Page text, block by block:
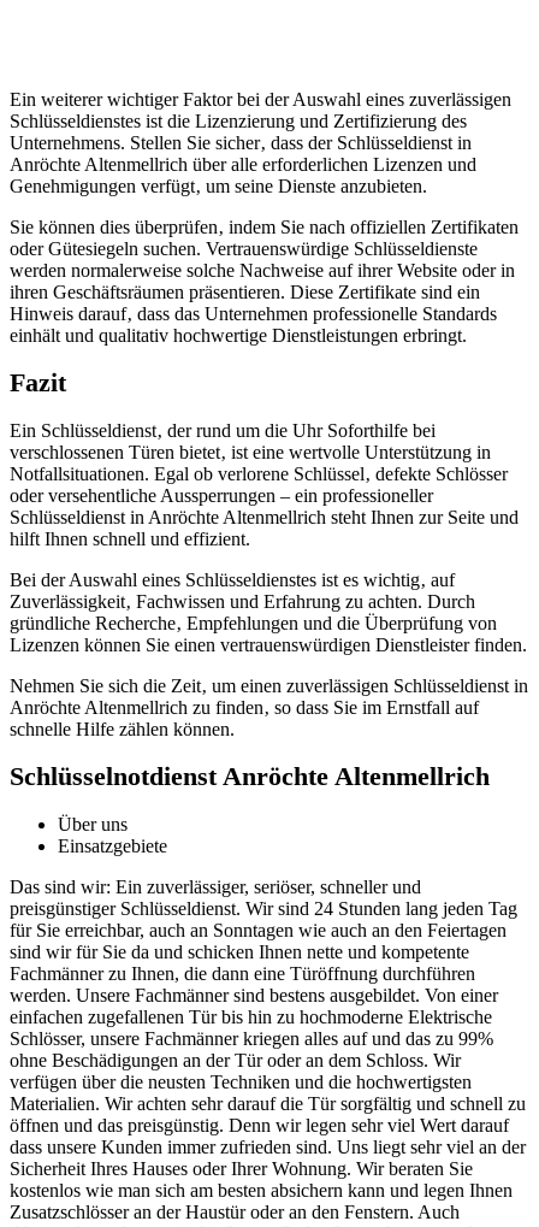
Ein weiterer wichtiger Faktor bei der Auswahl eines zuverlässigen
Schlüsseldienstes ist die Lizenzierung und Zertifizierung des
Unternehmens.​ Stellen Sie sicher‚ dass der Schlüsseldienst in
Anröchte Altenmellrich über alle erforderlichen Lizenzen und
Genehmigungen verfügt‚ um seine Dienste anzubieten.​
Sie können dies überprüfen‚ indem Sie nach offiziellen Zertifikaten
oder Gütesiegeln suchen.​ Vertrauenswürdige Schlüsseldienste
werden normalerweise solche Nachweise auf ihrer Website oder in
ihren Geschäftsräumen präsentieren.​ Diese Zertifikate sind ein
Hinweis darauf‚ dass das Unternehmen professionelle Standards
einhält und qualitativ hochwertige Dienstleistungen erbringt.​
Fazit
Ein Schlüsseldienst‚ der rund um die Uhr Soforthilfe bei
verschlossenen Türen bietet‚ ist eine wertvolle Unterstützung in
Notfallsituationen.​ Egal ob verlorene Schlüssel‚ defekte Schlösser
oder versehentliche Aussperrungen – ein professioneller
Schlüsseldienst in Anröchte Altenmellrich steht Ihnen zur Seite und
hilft Ihnen schnell und effizient.​
Bei der Auswahl eines Schlüsseldienstes ist es wichtig‚ auf
Zuverlässigkeit‚ Fachwissen und Erfahrung zu achten.​ Durch
gründliche Recherche‚ Empfehlungen und die Überprüfung von
Lizenzen können Sie einen vertrauenswürdigen Dienstleister finden.​
Nehmen Sie sich die Zeit‚ um einen zuverlässigen Schlüsseldienst in
Anröchte Altenmellrich zu finden‚ so dass Sie im Ernstfall auf
schnelle Hilfe zählen können.
Schlüsselnotdienst Anröchte Altenmellrich
Über uns
Einsatzgebiete
Das sind wir: Ein zuverlässiger, seriöser, schneller und
preisgünstiger Schlüsseldienst. Wir sind 24 Stunden lang jeden Tag
für Sie erreichbar, auch an Sonntagen wie auch an den Feiertagen
sind wir für Sie da und schicken Ihnen nette und kompetente
Fachmänner zu Ihnen, die dann eine Türöffnung durchführen
werden. Unsere Fachmänner sind bestens ausgebildet. Von einer
einfachen zugefallenen Tür bis hin zu hochmoderne Elektrische
Schlösser, unsere Fachmänner kriegen alles auf und das zu 99%
ohne Beschädigungen an der Tür oder an dem Schloss. Wir
verfügen über die neusten Techniken und die hochwertigsten
Materialien. Wir achten sehr darauf die Tür sorgfältig und schnell zu
öffnen und das preisgünstig. Denn wir legen sehr viel Wert darauf
dass unsere Kunden immer zufrieden sind. Uns liegt sehr viel an der
Sicherheit Ihres Hauses oder Ihrer Wohnung. Wir beraten Sie
kostenlos wie man sich am besten absichern kann und legen Ihnen
Zusatzschlösser an der Haustür oder an den Fenstern. Auch